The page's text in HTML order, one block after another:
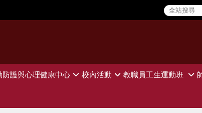
防護與心理健康中心 校內活動 教職員工生運動班